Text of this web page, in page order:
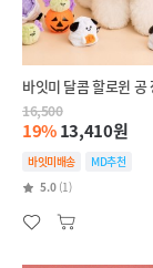
바잇미 달콤 할로윈 공
16,500
19%13,410원
바잇미배송
MD추천
5.0 (1)